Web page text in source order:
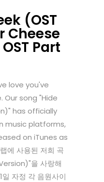
(OST
Cheese
Part
love you've
Our song "Hide
has officially
music platforms,
on iTunes as
에 사용된 저희 곡
을 사랑해
자정 각 음원사이